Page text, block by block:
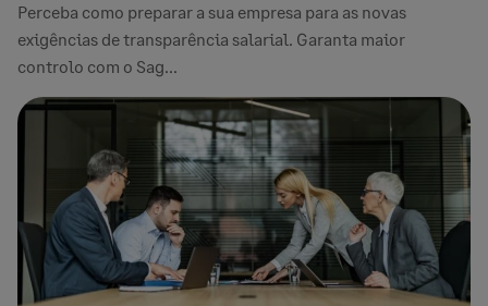
Perceba como preparar a sua empresa para as novas
exigências de transparência salarial. Garanta maior
controlo com o Sag...